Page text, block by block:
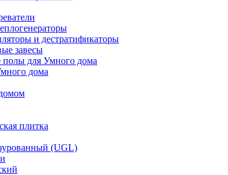
и дестратификаторы
завесы
для Умного дома
дома
плитка
(UGL)